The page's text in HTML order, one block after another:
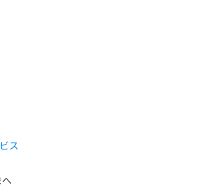
ス
へ